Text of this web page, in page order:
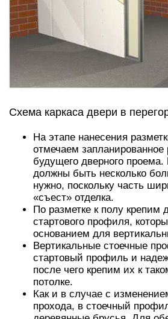
Схема каркаса двери в
На этапе нанесения
отмечаем запланированное
будущего дверного проема.
должны быть несколько
нужно, поскольку часть
«съест» отделка.
По разметке к полу крепим
стартового профиля,
основанием для
Вертикальные стоечные
стартовый профиль и
после чего крепим их к
потолке.
Как и в случае с
прохода, в стоечный